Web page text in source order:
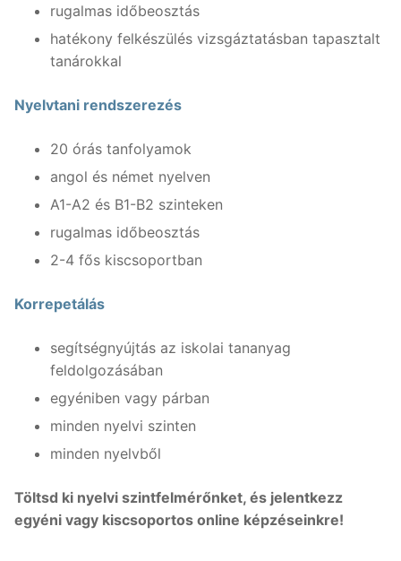
rugalmas időbeosztás
hatékony felkészülés vizsgáztatásban tapasztalt
tanárokkal
Nyelvtani rendszerezés
20 órás tanfolyamok
angol és német nyelven
A1-A2 és B1-B2 szinteken
rugalmas időbeosztás
2-4 fős kiscsoportban
Korrepetálás
segítségnyújtás az iskolai tananyag
feldolgozásában
egyéniben vagy párban
minden nyelvi szinten
minden nyelvből
Töltsd ki nyelvi szintfelmérőnket, és jelentkezz
egyéni vagy kiscsoportos online képzéseinkre!